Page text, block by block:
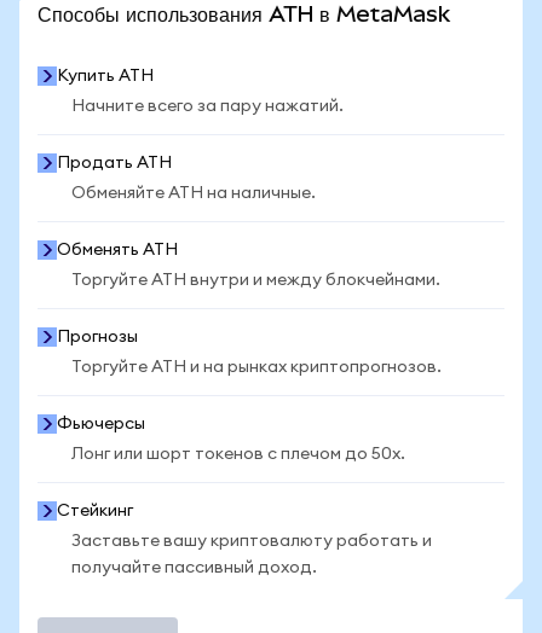
Способы использования ATH в MetaMask
Купить ATH
Начните всего за пару нажатий.
Продать ATH
Обменяйте ATH на наличные.
Обменять ATH
Торгуйте ATH внутри и между блокчейнами.
Прогнозы
Торгуйте ATH и на рынках криптопрогнозов.
Фьючерсы
Лонг или шорт токенов с плечом до 50x.
Стейкинг
Заставьте вашу криптовалюту работать и
получайте пассивный доход.